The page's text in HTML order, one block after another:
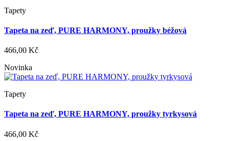
Tapety
Tapeta na zeď, PURE HARMONY, proužky béžová
466,00 Kč
Novinka
Tapety
Tapeta na zeď, PURE HARMONY, proužky tyrkysová
466,00 Kč